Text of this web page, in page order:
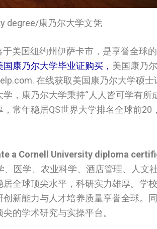
degree/康乃尔大学文凭
美国纽约州伊萨卡市，是享誉全球
国康乃尔大学毕业证购买， 美国康乃
在线获取美国康乃尔大学硕
，康乃尔大学秉持“人人皆可学有所
常年稳居QS世界大学排名全球前20
a Cornell University diploma
医学、农业科学、酒店管理、人文
全球顶尖水平，科研实力雄厚。学
新能力与人才培养质量享誉全球。
的学术研究与实操平台。